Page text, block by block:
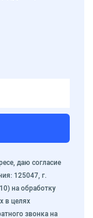
даю согласие
125047, г.
на обработку
в целях
звонка на